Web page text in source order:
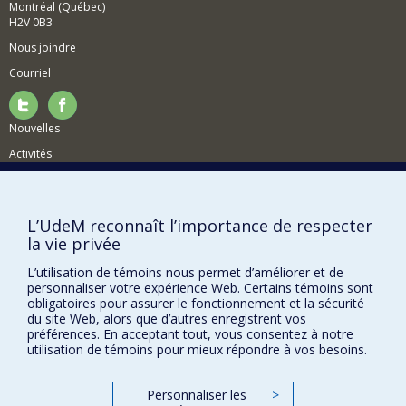
aux services en eau potable en Colombie.
Montréal (Québec)
H2V 0B3
Nous joindre
Courriel
Nouvelles
Activités
BESOIN D'AIDE?
Plan du site
Signaler une erreur
Accessibilité
FACULTÉ DES ARTS ET DES SCIENCES
Nos centres d'études
L’UdeM reconnaît l’importance de respecter
la vie privée
L’utilisation de témoins nous permet d’améliorer et de
personnaliser votre expérience Web. Certains témoins sont
obligatoires pour assurer le fonctionnement et la sécurité
du site Web, alors que d’autres enregistrent vos
préférences. En acceptant tout, vous consentez à notre
utilisation de témoins pour mieux répondre à vos besoins.
Personnaliser les
>